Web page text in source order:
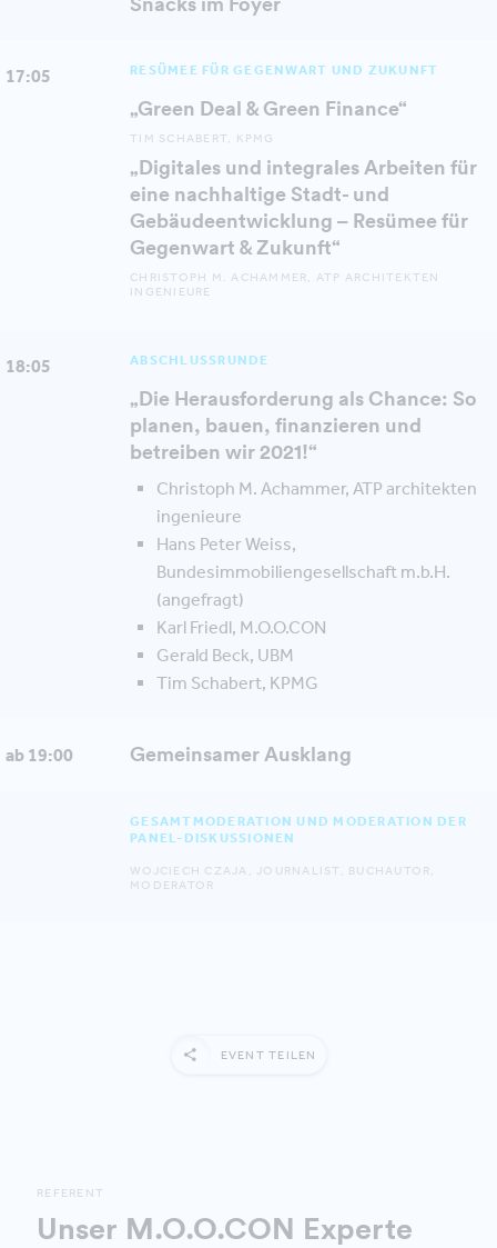
17:05 RESÜMEE FÜR GEGENWART UND ZUKUNFT
„Green Deal & Green Finance“
TIM SCHABERT, KPMG
„Digitales und integrales Arbeiten für
eine nachhaltige Stadt- und
Gebäudeentwicklung – Resümee für
Gegenwart & Zukunft“
CHRISTOPH M. ACHAMMER, ATP ARCHITEKTEN
INGENIEURE
18:05 ABSCHLUSSRUNDE
„Die Herausforderung als Chance: So
planen, bauen, finanzieren und
betreiben wir 2021!“
Christoph M. Achammer, ATP architekten
ingenieure
Hans Peter Weiss,
Bundesimmobiliengesellschaft m.b.H.
(angefragt)
‍Karl Friedl, M.O.O.CON
Gerald Beck, UBM
Tim Schabert, KPMG
ab 19:00 Gemeinsamer Ausklang
GESAMTMODERATION UND MODERATION DER
PANEL-DISKUSSIONEN
WOJCIECH CZAJA, JOURNALIST, BUCHAUTOR,
MODERATOR
EVENT TEILEN
REFERENT
Unser M.O.O.CON Experte